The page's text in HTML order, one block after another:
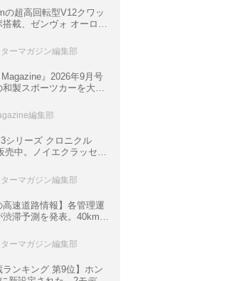
の超高回転型V12クワッ
搭載、ゼンヴォ オーロラ
【スーパーカークロニ
全版／116】
ーマガジン編集部
Magazine』2026年9月号
製スポーツカーを大特
編集部
3シリーズ クロニクル
売中。ノイエクラッセか
ーマガジン編集部
高速道路情報】各管理運
滞予測を発表。40km以
ーマガジン編集部
ランキング 第9位】ホン